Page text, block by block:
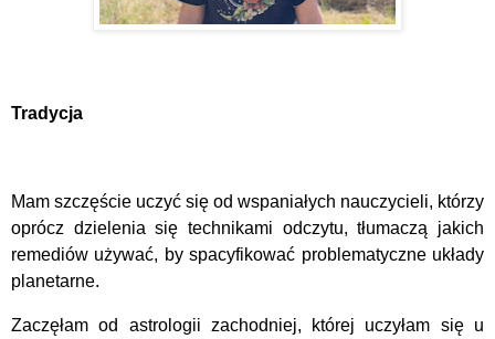
Tradycja
Mam szczęście uczyć się od wspaniałych nauczycieli, którzy
oprócz dzielenia się technikami odczytu, tłumaczą jakich
remediów używać, by spacyfikować problematyczne układy
planetarne.
Zaczęłam od astrologii zachodniej, której uczyłam się u